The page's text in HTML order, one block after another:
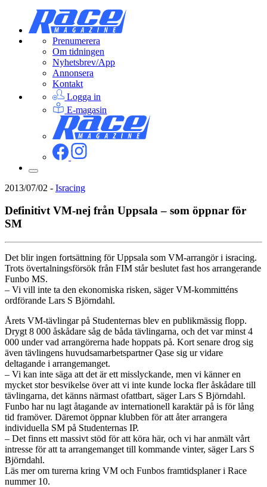
Prenumerera
Om tidningen
Nyhetsbrev/App
Annonsera
Kontakt
Logga in
E-magasin
2013/07/02 - Isracing
Definitivt VM-nej från Uppsala – som öppnar för
SM
Det blir ingen fortsättning för Uppsala som VM-arrangör i isracing.
Trots övertalningsförsök från FIM står beslutet fast hos arrangerande
Funbo MS.
– Vi vill inte ta den ekonomiska risken, säger VM-kommitténs
ordförande Lars S Björndahl.
Årets VM-tävlingar på Studenternas blev en publikmässig flopp.
Drygt 8 000 åskådare såg de båda tävlingarna, och det var minst 4
000 under vad arrangörerna hade hoppats på. Kort senare drog sig
även tävlingens huvudsamarbetspartner Qase sig ur vidare
deltagande i arrangemanget.
– Vi kan inte säga att det är ett misslyckande, men vi känner en
mycket stor besvikelse över att vi inte kunde locka fler åskådare till
tävlingarna, det känns närmast ofattbart, säger Lars S Björndahl.
Funbo har nu lagt åtagande av internationell karaktär på is för lång
tid framöver. Däremot öppnar klubben för att åter arrangera
individuella SM på Studenternas IP.
– Det finns ett massivt stöd för att köra här, och vi har anmält vårt
intresse för att ta arrangemanget till kommande vinter, säger Lars S
Björndahl.
Läs mer om turerna kring VM och Funbos framtidsplaner i Race
nummer 10.